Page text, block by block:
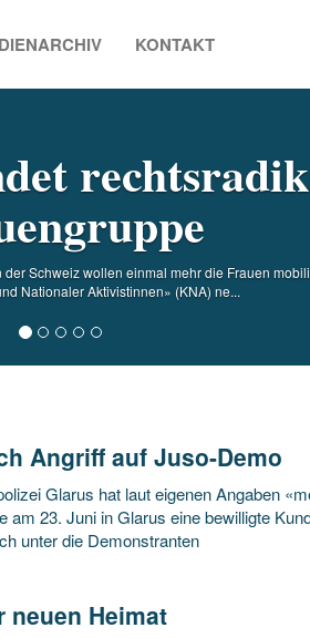
KONTAKT
Schweiz wollen einmal mehr die Frauen
Nationaler Aktivistinnen» (KNA) ne...
Angriff auf Juso-Demo
Glarus hat laut eigenen Angaben
23. Juni in Glarus eine bewilligte
unter die Demonstranten
neuen Heimat